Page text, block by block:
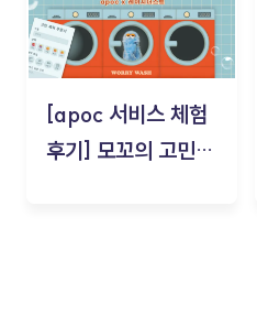
[apoc 서비스 체험
후기] 모꼬의 고민세